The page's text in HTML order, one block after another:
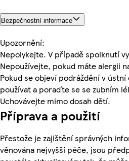
Bezpečnostní informace
Upozornění:
Nepolykejte. V případě spolknutí
Nepoužívejte, pokud máte alergii
Pokud se objeví podráždění v
používat a poraďte se se zubním
Uchovávejte mimo dosah dětí.
Příprava a použití
Přestože je zajištění správných
věnována nejvyšší péče, jsou